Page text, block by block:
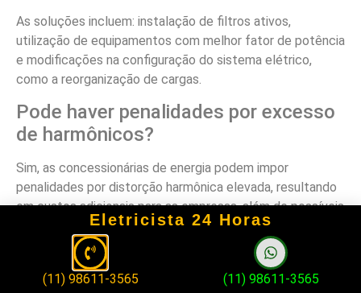
As soluções incluem: instalação de filtros ativos,
utilização de equipamentos com melhor fator de potência
e modificações na configuração do sistema elétrico,
como a reorganização de cargas.
Pode haver penalidades por excesso
de harmônicos?
Sim, as concessionárias de energia podem impor
penalidades por distorção harmônica elevada, resultando
em custos adicionais para as empresas, além de possíveis
paradas na produção devido a falhas nos equipamentos.
Como os harmônicos afetam a
eficiência energética?
Eletricista 24 Horas
(11) 98611-3565 (11) 98611-3565